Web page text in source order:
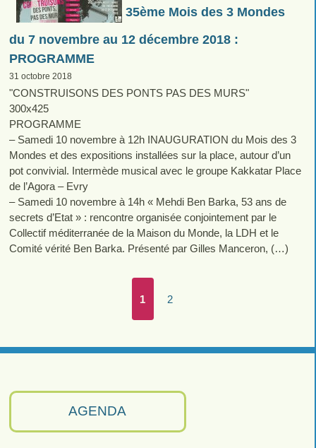
AGENDA
35ème Mois des 3 Mondes
du 7 novembre au 12 décembre 2018 :
PROGRAMME
31 octobre 2018
"CONSTRUISONS DES PONTS PAS DES MURS"
300x425
PROGRAMME
– Samedi 10 novembre à 12h INAUGURATION du Mois des 3
Mondes et des expositions installées sur la place, autour d’un
pot convivial. Intermède musical avec le groupe Kakkatar Place
de l’Agora – Evry
– Samedi 10 novembre à 14h « Mehdi Ben Barka, 53 ans de
secrets d’Etat » : rencontre organisée conjointement par le
Collectif méditerranée de la Maison du Monde, la LDH et le
Comité vérité Ben Barka. Présenté par Gilles Manceron, (…)
1 2